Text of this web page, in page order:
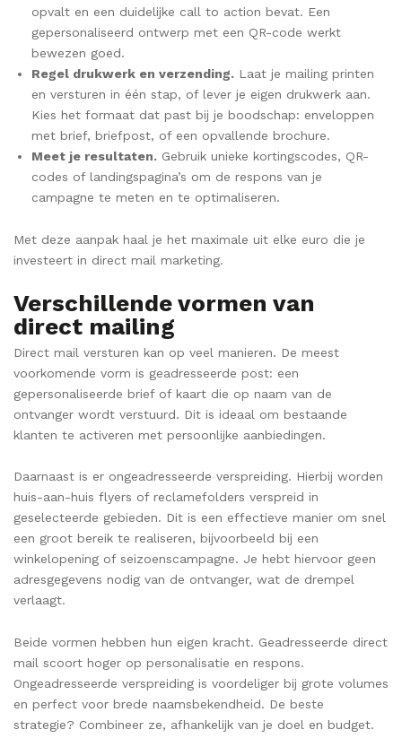
opvalt en een duidelijke call to action bevat. Een
gepersonaliseerd ontwerp met een QR-code werkt
bewezen goed.
Regel drukwerk en verzending. Laat je mailing printen
en versturen in één stap, of lever je eigen drukwerk aan.
Kies het formaat dat past bij je boodschap: enveloppen
met brief, briefpost, of een opvallende brochure.
Meet je resultaten. Gebruik unieke kortingscodes, QR-
codes of landingspagina’s om de respons van je
campagne te meten en te optimaliseren.
Met deze aanpak haal je het maximale uit elke euro die je
investeert in direct mail marketing.
Verschillende vormen van
direct mailing
Direct mail versturen kan op veel manieren. De meest
voorkomende vorm is geadresseerde post: een
gepersonaliseerde brief of kaart die op naam van de
ontvanger wordt verstuurd. Dit is ideaal om bestaande
klanten te activeren met persoonlijke aanbiedingen.
Daarnaast is er ongeadresseerde verspreiding. Hierbij worden
huis-aan-huis flyers of reclamefolders verspreid in
geselecteerde gebieden. Dit is een effectieve manier om snel
een groot bereik te realiseren, bijvoorbeeld bij een
winkelopening of seizoenscampagne. Je hebt hiervoor geen
adresgegevens nodig van de ontvanger, wat de drempel
verlaagt.
Beide vormen hebben hun eigen kracht. Geadresseerde direct
mail scoort hoger op personalisatie en respons.
Ongeadresseerde verspreiding is voordeliger bij grote volumes
en perfect voor brede naamsbekendheid. De beste
strategie? Combineer ze, afhankelijk van je doel en budget.